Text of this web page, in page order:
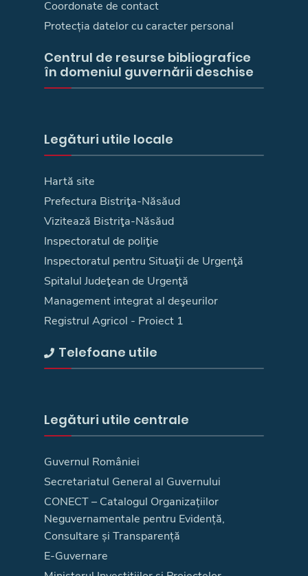
Coordonate de contact
Protecția datelor cu caracter personal
Centrul de resurse bibliografice
în domeniul guvernării deschise
Legături utile locale
Hartă site
Prefectura Bistriţa-Năsăud
Vizitează Bistriţa-Năsăud
Inspectoratul de poliţie
Inspectoratul pentru Situaţii de Urgenţă
Spitalul Judeţean de Urgenţă
Management integrat al deşeurilor
Registrul Agricol - Proiect 1
Telefoane utile
Legături utile centrale
Guvernul României
Secretariatul General al Guvernului
CONECT – Catalogul Organizațiilor
Neguvernamentale pentru Evidență,
Consultare și Transparență
E-Guvernare